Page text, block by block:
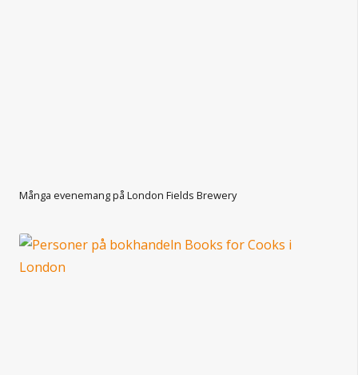
Många evenemang på London Fields Brewery